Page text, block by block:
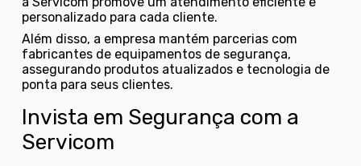
personalizado para cada cliente.
Além disso, a empresa mantém parcerias com
fabricantes de equipamentos de segurança,
assegurando produtos atualizados e tecnologia de
ponta para seus clientes.
Invista em Segurança com a
Servicom